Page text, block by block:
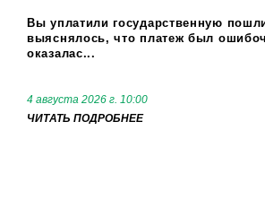
Вы уплатили государственную
выяснялось, что платеж был
оказалас...
4 августа 2026 г. 10:00
ЧИТАТЬ ПОДРОБНЕЕ